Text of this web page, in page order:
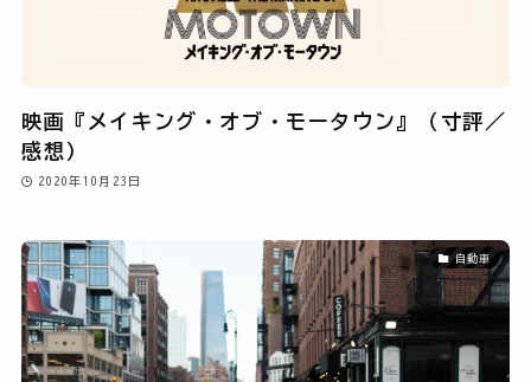
映画『メイキング・オブ・モータウン』（寸評／
感想）
2020年10月23日
自動車